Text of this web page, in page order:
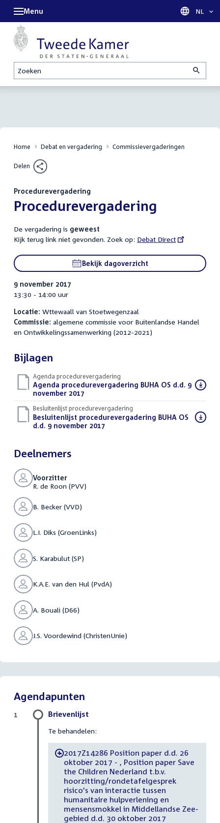
Zoeken
Menu Taal
NL
Home Debat en vergadering Commissievergaderingen
Delen
Procedurevergadering
:Procedurevergadering
De vergadering is geweest
Kijk terug link niet gevonden. Zoek op: External
Debat Direct
Bekijk dagoverzicht
9 november 2017
13:30 - 14:00 uur
Locatie: Wttewaall van Stoetwegenzaal
Commissie: algemene commissie voor Buitenlandse Handel
en Ontwikkelingssamenwerking (2012-2021)
Bijlagen
Agenda procedurevergadering
Download
bestand:
Agenda procedurevergadering BUHA OS d.d. 9
november 2017
Besluitenlijst procedurevergadering
Download
bestand:
Besluitenlijst procedurevergadering BUHA OS
d.d. 9 november 2017
Deelnemers
Voorzitter
R. de Roon (PVV)
B. Becker (VVD)
L.I. Diks (GroenLinks)
S. Karabulut (SP)
K.A.E. van den Hul (PvdA)
A. Bouali (D66)
J.S. Voordewind (ChristenUnie)
Agendapunten
Brievenlijst
Te behandelen:
-2017Z14286 Position paper d.d. 26
oktober 2017 - , Position paper Save
the Children Nederland t.b.v.
hoorzitting/rondetafelgesprek
risico's van interactie tussen
humanitaire hulpverlening en
mensensmokkel in Middellandse Zee-
gebied d.d. 30 oktober 2017
1